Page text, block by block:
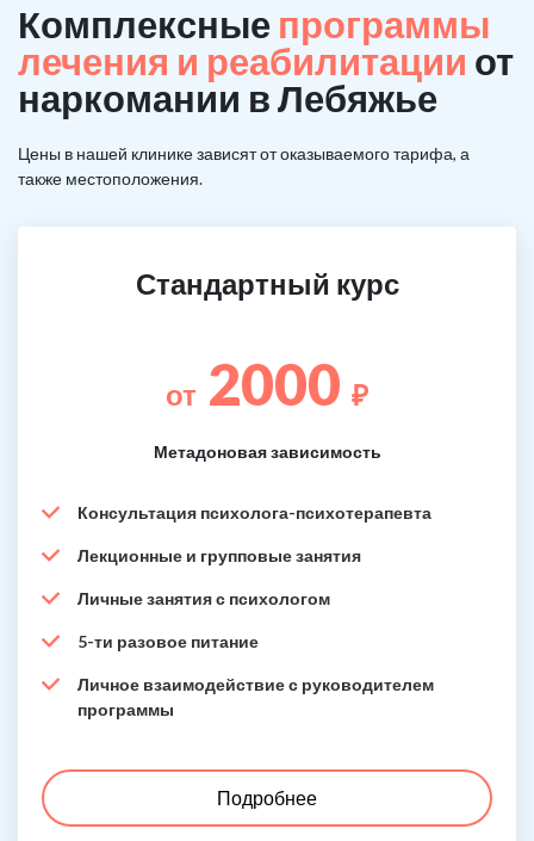
Комплексные программы
лечения и реабилитации от
наркомании в Лебяжье
Цены в нашей клинике зависят от оказываемого тарифа, а
также местоположения.
Стандартный курс
от 2000 ₽
Метадоновая зависимость
Консультация психолога-психотерапевта
Лекционные и групповые занятия
Личные занятия с психологом
5-ти разовое питание
Личное взаимодействие с руководителем
программы
Подробнее